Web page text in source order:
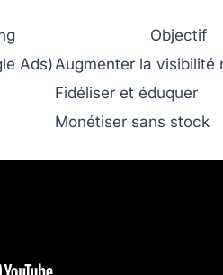
Objectif
Ads) Augmenter la visibilité
Fidéliser et éduquer
Monétiser sans stock